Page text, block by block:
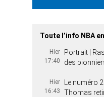
Toute l’info NBA
Hier
17:40
Portrait |
des
Hier
16:43
Le numéro
Thomas